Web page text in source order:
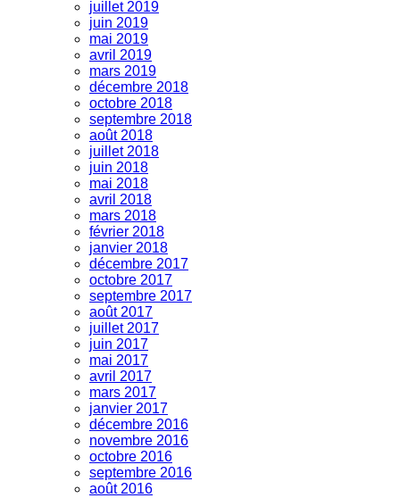
juillet 2019
juin 2019
mai 2019
avril 2019
mars 2019
décembre 2018
octobre 2018
septembre 2018
août 2018
juillet 2018
juin 2018
mai 2018
avril 2018
mars 2018
février 2018
janvier 2018
décembre 2017
octobre 2017
septembre 2017
août 2017
juillet 2017
juin 2017
mai 2017
avril 2017
mars 2017
janvier 2017
décembre 2016
novembre 2016
octobre 2016
septembre 2016
août 2016